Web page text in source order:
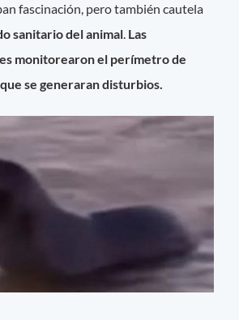
fascinación, pero también cautela
sanitario del animal. Las
monitorearon el perímetro de
se generaran disturbios.